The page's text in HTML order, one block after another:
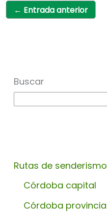
← Entrada anterior
Buscar
Rutas de senderismo
Córdoba capital
Córdoba provincia